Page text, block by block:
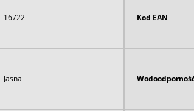
16722 Kod EAN
Jasna